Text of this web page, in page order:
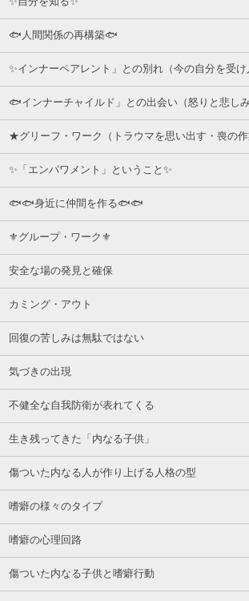
🐟人間関係の再構築🐟
✨インナーペアレント」との別れ（今の自分を受け
🐟インナーチャイルド」との出会い（怒りと悲し
★グリーフ・ワーク（トラウマを思い出す・喪の
✨「エンパワメント」ということ✨
🐟🐟身近に仲間を作る🐟🐟
⚜グループ・ワーク⚜
安全な場の発見と確保
カミング・アウト
回復の苦しみは無駄ではない
気づきの出現
不健全な自我防衛が表れてくる
生き残ってきた「内なる子供」
傷ついた内なる人が作り上げる人格の型
嗜癖の様々のタイプ
嗜癖の心理回路
傷ついた内なる子供と嗜癖行動